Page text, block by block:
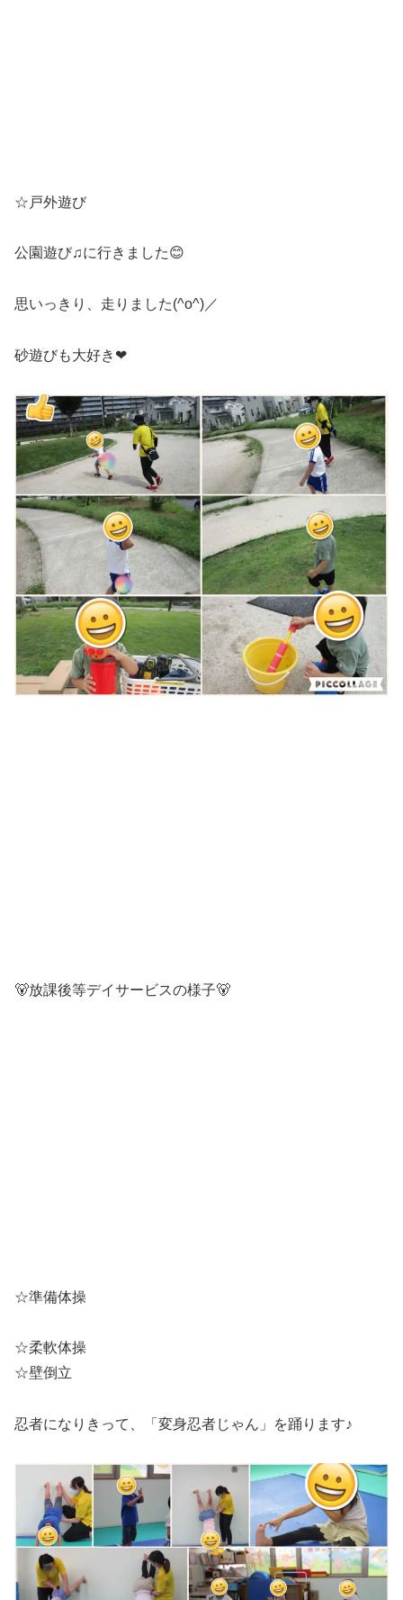
☆戸外遊び
公園遊び♫に行きました😊
思いっきり、走りました(^o^)／
砂遊びも大好き❤
🐻放課後等デイサービスの様子🐻
☆準備体操
☆柔軟体操
☆壁倒立
忍者になりきって、「変身忍者じゃん」を踊ります♪